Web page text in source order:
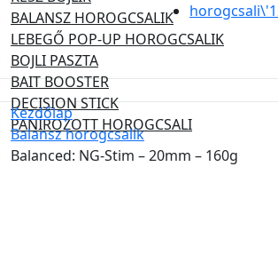
BALANSZ HOROGCSALIK
LEBEGŐ POP-UP HOROGCSALIK
BOJLI PASZTA
BAIT BOOSTER
DECISION STICK
PANÍROZOTT HOROGCSALI
Kezdőlap
Balansz horogcsalik
Balanced: NG-Stim – 20mm – 160g